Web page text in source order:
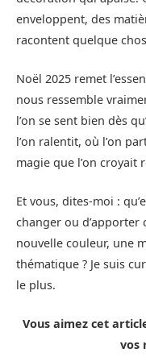
enveloppent, des
racontent quelque
Noël 2025 remet
nous ressemble
l’on se sent bien dès
l’on ralentit, où l’on
magie que l’on croyait
Et vous, dites-moi :
changer ou d’apporter
nouvelle couleur, une
thématique ? Je suis
le plus.
Vous aimez cet
vos